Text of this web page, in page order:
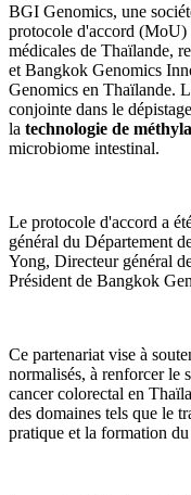
BGI Genomics, une
protocole d'accord (MoU)
médicales de Thaïlande,
et Bangkok Genomics
Genomics en Thaïlande.
conjointe dans le
la technologie de
microbiome intestinal.
Le protocole d'accord a
général du Département
Yong, Directeur général
Président de Bangkok
Ce partenariat vise à
normalisés, à renforcer le
cancer colorectal en
des domaines tels que le
pratique et la formation